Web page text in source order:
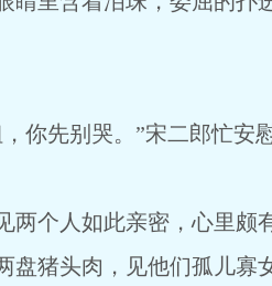
先别哭。”宋二郎忙安慰
个人如此亲密，心里颇有
盘猪头肉，见他们孤儿寡